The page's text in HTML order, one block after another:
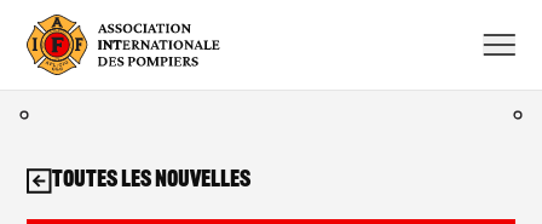
contenu
Toutes les nouvelles